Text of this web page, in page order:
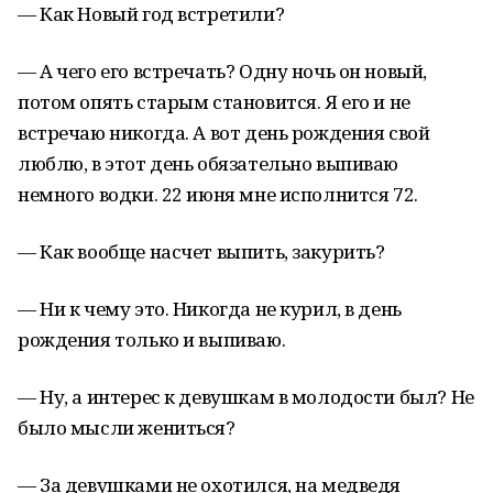
— Как Новый год встретили?
— А чего его встречать? Одну ночь он новый,
потом опять старым становится. Я его и не
встречаю никогда. А вот день рождения свой
люблю, в этот день обязательно выпиваю
немного водки. 22 июня мне исполнится 72.
— Как вообще насчет выпить, закурить?
— Ни к чему это. Никогда не курил, в день
рождения только и выпиваю.
— Ну, а интерес к девушкам в молодости был? Не
было мысли жениться?
— За девушками не охотился, на медведя